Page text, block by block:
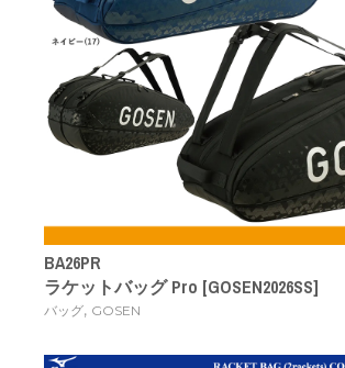
BA26PR
ラケットバッグ Pro [GOSEN2026SS]
バッグ, GOSEN